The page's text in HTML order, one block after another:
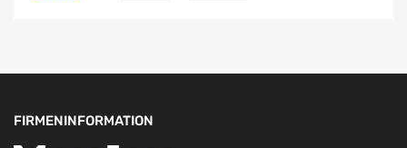
FIRMENINFORMATION